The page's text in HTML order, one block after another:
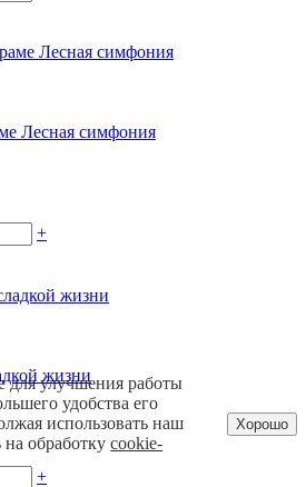
Лесная симфония
+
жизни
+
для улучшения работы
удобства его
использовать наш
на обработкуcookie-
Хорошо